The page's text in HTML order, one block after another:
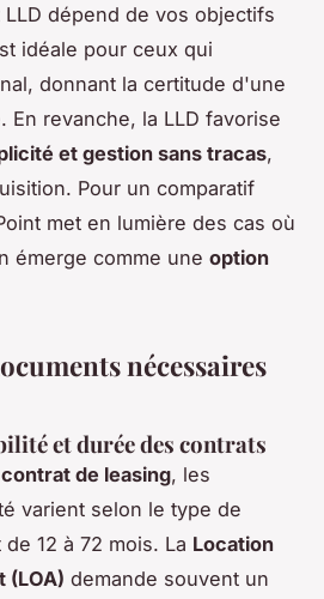
LLD dépend de vos objectifs
idéale pour ceux qui
donnant la certitude d'une
En revanche, la LLD favorise
et gestion sans tracas,
Pour un comparatif
met en lumière des cas où
émerge comme une option
nécessaires
et durée des contrats
contrat de leasing, les
varient selon le type de
12 à 72 mois. La Location
(LOA) demande souvent un